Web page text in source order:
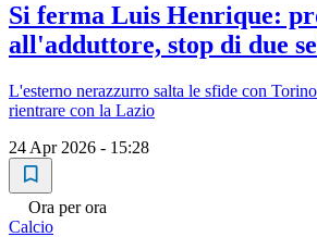
Si ferma Luis Henrique:
all'adduttore, stop di due
L'esterno nerazzurro salta le sfide con
rientrare con la Lazio
24 Apr 2026 - 15:28
Ora per ora
Calcio